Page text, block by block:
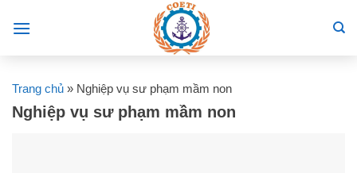
Trang chủ » Nghiệp vụ sư phạm mầm non
Nghiệp vụ sư phạm mầm non